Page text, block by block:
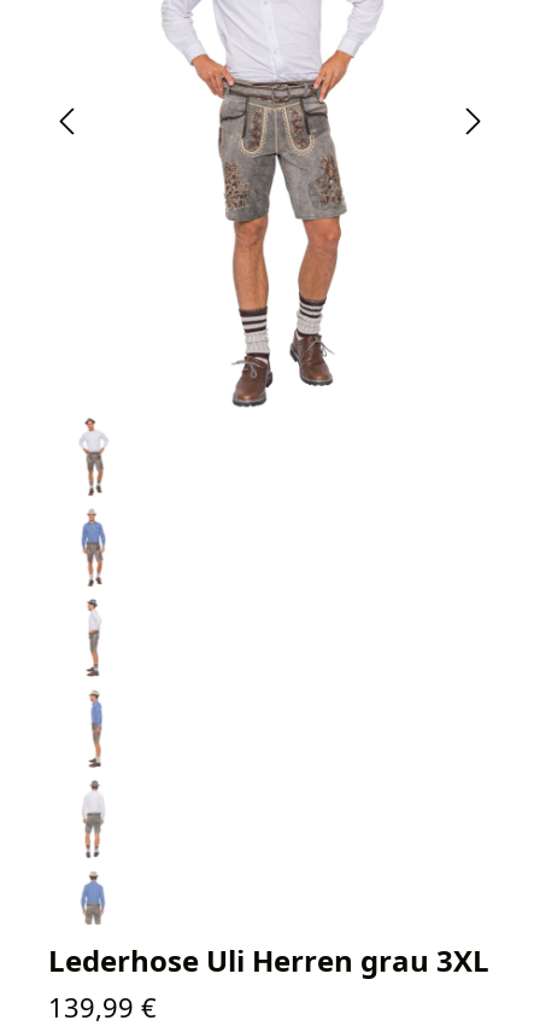
Lederhose Uli Herren grau 3XL
Regulärer Preis:
139,99 €